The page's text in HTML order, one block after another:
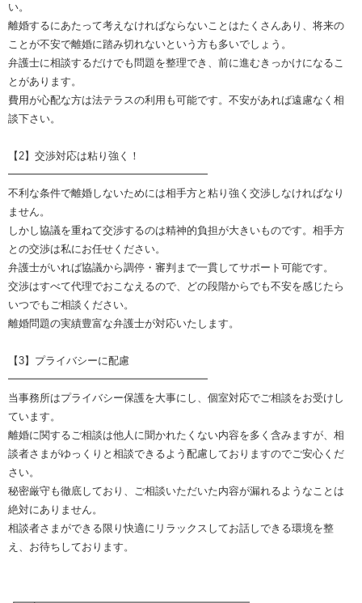
い。
離婚するにあたって考えなければならないことはたくさんあり、将来の
ことが不安で離婚に踏み切れないという方も多いでしょう。
弁護士に相談するだけでも問題を整理でき、前に進むきっかけになるこ
とがあります。
費用が心配な方は法テラスの利用も可能です。不安があれば遠慮なく相
談下さい。
【2】交渉対応は粘り強く！
━━━━━━━━━━━━━━━━━━━
不利な条件で離婚しないためには相手方と粘り強く交渉しなければなり
ません。
しかし協議を重ねて交渉するのは精神的負担が大きいものです。相手方
との交渉は私にお任せください。
弁護士がいれば協議から調停・審判まで一貫してサポート可能です。
交渉はすべて代理でおこなえるので、どの段階からでも不安を感じたら
いつでもご相談ください。
離婚問題の実績豊富な弁護士が対応いたします。
【3】プライバシーに配慮
━━━━━━━━━━━━━━━━━━━
当事務所はプライバシー保護を大事にし、個室対応でご相談をお受けし
ています。
離婚に関するご相談は他人に聞かれたくない内容を多く含みますが、相
談者さまがゆっくりと相談できるよう配慮しておりますのでご安心くだ
さい。
秘密厳守も徹底しており、ご相談いただいた内容が漏れるようなことは
絶対にありません。
相談者さまができる限り快適にリラックスしてお話しできる環境を整
え、お待ちしております。